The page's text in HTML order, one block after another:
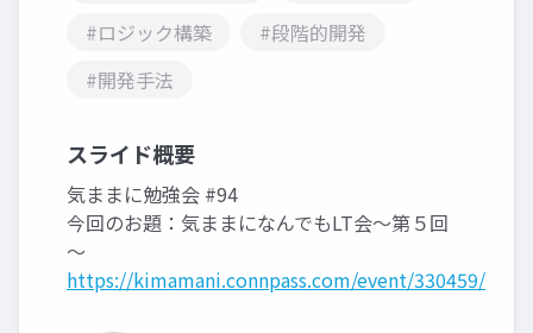
#ロジック構築
#段階的開発
#開発手法
スライド概要
気ままに勉強会 #94
今回のお題：気ままになんでもLT会～第５回
～
https://kimamani.connpass.com/event/330459/